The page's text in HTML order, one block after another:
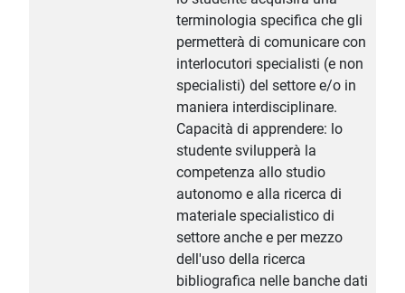
terminologia specifica che gli
permetterà di comunicare con
interlocutori specialisti (e non
specialisti) del settore e/o in
maniera interdisciplinare.
Capacità di apprendere: lo
studente svilupperà la
competenza allo studio
autonomo e alla ricerca di
materiale specialistico di
settore anche e per mezzo
dell'uso della ricerca
bibliografica nelle banche dati